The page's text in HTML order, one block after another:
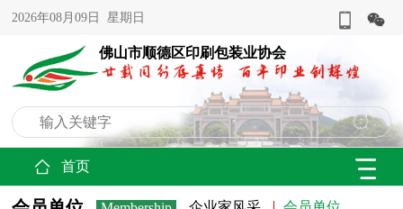
2026年08月09日 星期日
佛山市顺德区印刷包装业协会
首页